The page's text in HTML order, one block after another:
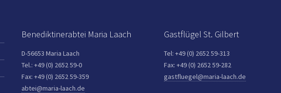
Benediktinerabtei Maria Laach
D-56653 Maria Laach
Tel.: +49 (0) 2652 59-0
Fax: +49 (0) 2652 59-359
abtei@maria-laach.de
Gastflügel St. Gilbert
Tel: +49 (0) 2652 59-313
Fax: +49 (0) 2652 59-282
gastfluegel@maria-laach.de